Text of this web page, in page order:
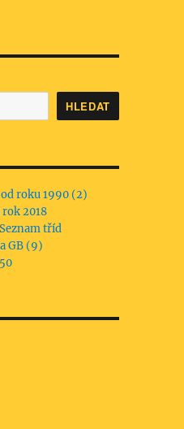
HLEDAT
roku 1990 (2)
2018
tříd
GB (9)